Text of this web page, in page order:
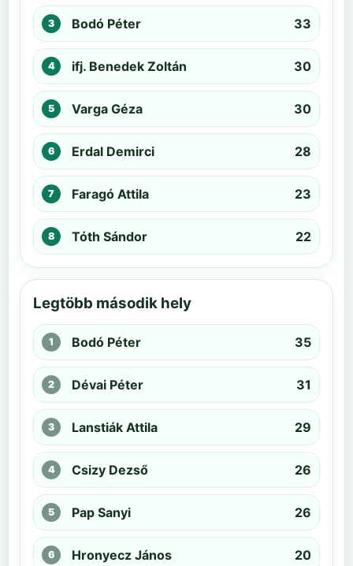
Bodó Péter 33
ifj. Benedek Zoltán 30
Varga Géza 30
Erdal Demirci 28
Faragó Attila 23
Tóth Sándor 22
Legtöbb második hely
Bodó Péter 35
Dévai Péter 31
Lanstiák Attila 29
Csizy Dezső 26
Pap Sanyi 26
Hronyecz János 20